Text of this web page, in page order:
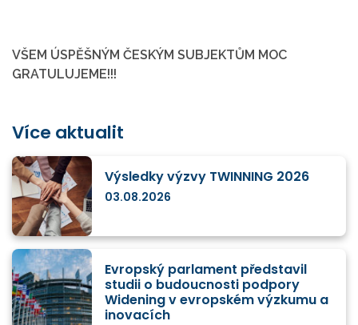
VŠEM ÚSPĚŠNÝM ČESKÝM SUBJEKTŮM MOC
GRATULUJEME!!!
Více aktualit
Výsledky výzvy TWINNING 2026
03.08.2026
Evropský parlament představil
studii o budoucnosti podpory
Widening v evropském výzkumu a
inovacích